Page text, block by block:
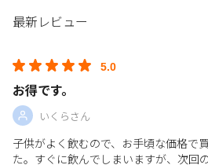
最新レビュー
5.0
お得です。
いくらさん
子供がよく飲むので、お手頃な価格で
た。すぐに飲んでしまいますが、次回